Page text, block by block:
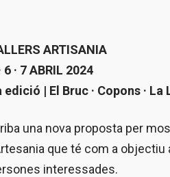
ARTISANIA
6 · 7 ABRIL 2024
edició | El Bruc · Copons ·
una nova proposta per
que té com a
interessades.